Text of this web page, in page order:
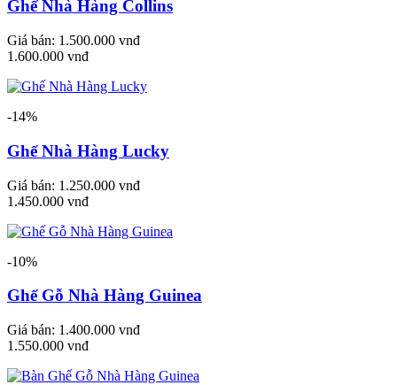
Ghế Nhà Hàng Collins
Giá bán: 1.500.000 vnđ
1.600.000 vnđ
-14%
Ghế Nhà Hàng Lucky
Giá bán: 1.250.000 vnđ
1.450.000 vnđ
-10%
Ghế Gỗ Nhà Hàng Guinea
Giá bán: 1.400.000 vnđ
1.550.000 vnđ